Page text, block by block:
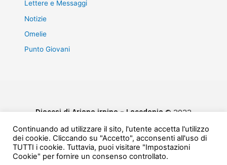
Lettere e Messaggi
Notizie
Omelie
Punto Giovani
Diocesi di Ariano irpino – Lacedonia © 2022
Privacy & Cookie Policy
Powered bye-Direct
Continuando ad utilizzare il sito, l'utente accetta l'utilizzo
dei cookie. Cliccando su "Accetto", acconsenti all'uso di
TUTTI i cookie. Tuttavia, puoi visitare "Impostazioni
Cookie" per fornire un consenso controllato.